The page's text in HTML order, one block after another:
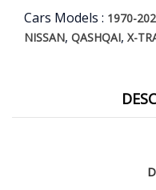
Cars Models : 1970-
NISSAN, QASHQAI, X-